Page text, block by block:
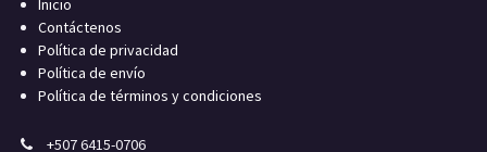
Inicio
Contáctenos
Política de privacidad
Política de envío
Política de términos y condiciones
+507 6415-0706